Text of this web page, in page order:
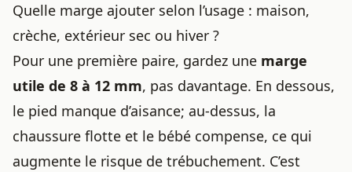
Quelle marge ajouter selon l’usage : maison,
crèche, extérieur sec ou hiver ?
Pour une première paire, gardez une marge
utile de 8 à 12 mm, pas davantage. En dessous,
le pied manque d’aisance; au-dessus, la
chaussure flotte et le bébé compense, ce qui
augmente le risque de trébuchement. C’est